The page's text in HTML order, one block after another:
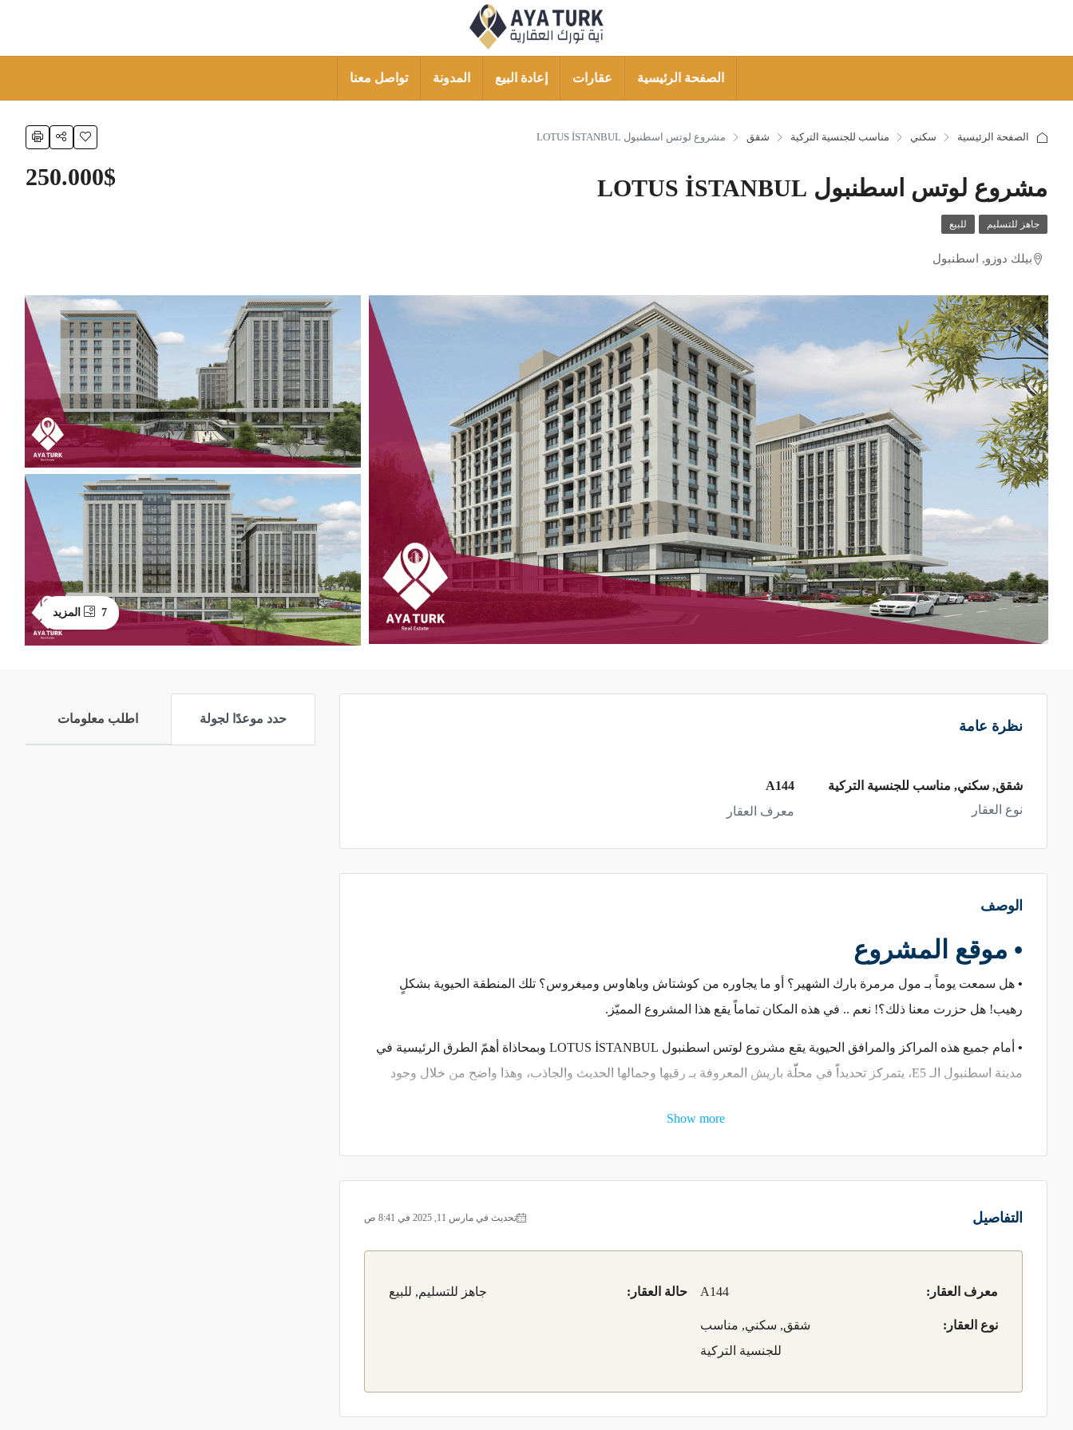
الصفحة الرئيسية عقارات إعادة البيع المدونة تواصل معنا
الصفحة الرئيسية سكني مناسب للجنسية التركية شقق مشروع لوتس اسطنبول LOTUS İSTANBUL
مشروع لوتس اسطنبول LOTUS İSTANBUL 250.000$
جاهز للتسليم للبيع
بيلك دوزو, اسطنبول
7 المزيد
نظرة عامة
شقق, سكني, مناسب للجنسية التركية
نوع العقار
A144
معرف العقار
الوصف
• موقع المشروع
• هل سمعت يوماً بـ مول مرمرة بارك الشهير؟ أو ما يجاوره من كوشتاش وباهاوس وميغروس؟ تلك المنطقة الحيوية بشكلٍ
رهيب! هل حزرت معنا ذلك؟! نعم .. في هذه المكان تماماً يقع هذا المشروع المميّز.
•
أمام جميع هذه المراكز والمرافق الحيوية يقع مشروع لوتس اسطنبول LOTUS İSTANBUL وبمحاذاة أهمّ الطرق الرئيسية في
مدينة اسطنبول الـ E5، يتمركز تحديداً في محلّة باريش المعروفة بـ رقيها وجمالها الحديث والجاذب، وهذا واضح من خلال وجود
إنشاء هذا المشروع في مكان مركزي وبالقرب من هذه الحديقة وبإطلالات جزئية على بحر مرمرة.
أولاً الموقع المحورية في مكان مركزي على الطريق الرئيسي في اسطنبول، هذا الطريق الرئيسي لمن لا يعرفه هو طريق دولي
يمرّ من اسطنبول، ويمرّ به أهم المواصلات السريعة وأبرزها وهو المتروبوس، الذي يصل طرفي اسطنبول الأوروبية والآسيوية.
بالسيارة أو المواصلات السريعة، لأنّك كما ذكرنا على الطّريق الدولي مباشرةً!
Show more
التفاصيل تحديث في مارس 11, 2025 في 8:41 ص
معرف العقار: A144
نوع العقار:
شقق, سكني, مناسب
للجنسية التركية
حالة العقار: جاهز للتسليم, للبيع
حدد موعدًا لجولة اطلب معلومات